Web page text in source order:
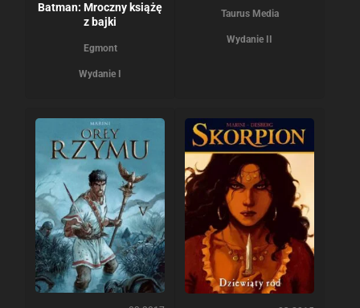
Batman: Mroczny książę
z bajki
Egmont
Wydanie I
Taurus Media
Wydanie II